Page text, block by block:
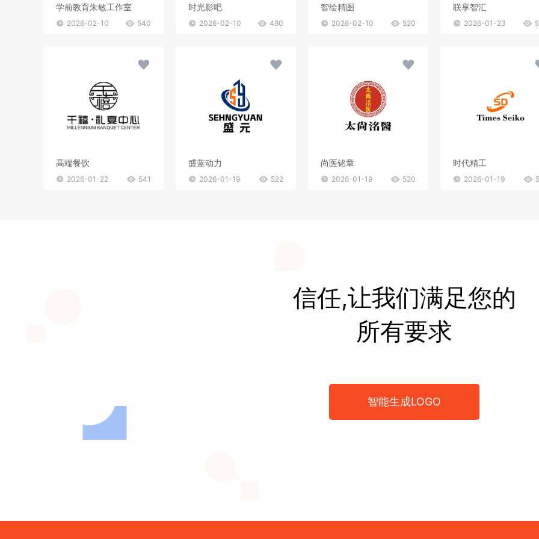
学前教育朱敏工作室
2026-02-10 540
时光影吧
2026-02-10 490
智绘精图
2026-02-10 520
联享智汇
2026-01-23
高端餐饮
2026-01-22 541
盛蓝动力
2026-01-19 522
尚医铭章
2026-01-19 520
时代精工
2026-01-19
信任,让我们满足您的
所有要求
智能生成LOGO